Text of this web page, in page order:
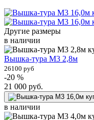
Другие размеры
в наличии
Вышка-тура М3 2,8м
26100 руб
-20 %
21 000 руб.
в наличии